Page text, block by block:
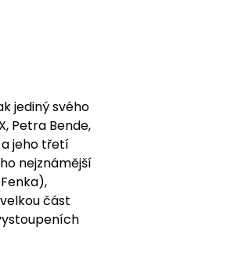
jediný svého
Petra Bende,
a jeho třetí
nejznámější
část